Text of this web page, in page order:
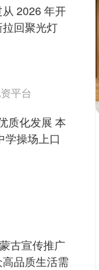
2026 年开
回聚光灯
平台
质化发展 本
学操场上口
古宣传推广
品质生活需